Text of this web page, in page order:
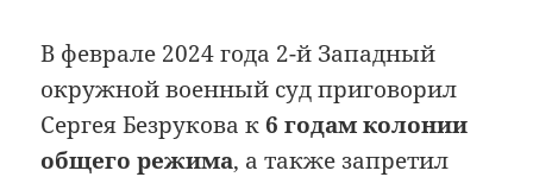
В феврале 2024 года 2-й Западный
окружной военный суд приговорил
Сергея Безрукова к6 годам колонии
общего режима, а также запретил